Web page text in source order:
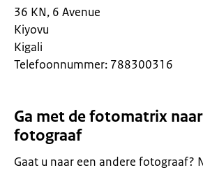
36 KN, 6 Avenue
Kiyovu
Kigali
Telefoonnummer: 788300316
Ga met de fotomatrix
fotograaf
Gaat u naar een andere fotograaf?